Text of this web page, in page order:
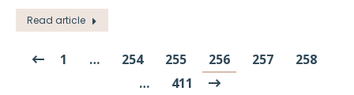
Read article
1 … 254 255 256 257
258
…
411